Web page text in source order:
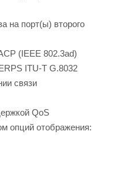
на порт(ы) второго
(IEEE 802.3ad)
ITU-T G.8032
связи
QoS
опций отображения: